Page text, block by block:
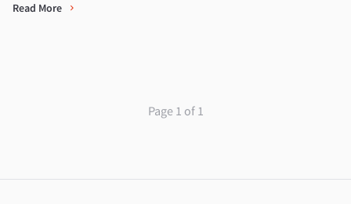
Read More
Page 1 of 1